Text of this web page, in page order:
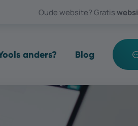
Oude website? Gratis
anders? Blog